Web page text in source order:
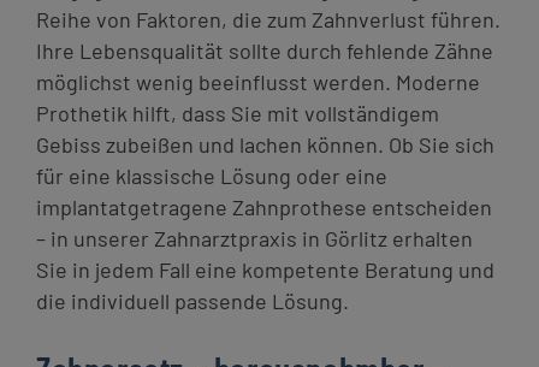
Reihe von Faktoren, die zum Zahnverlust führen.
Ihre Lebensqualität sollte durch fehlende Zähne
möglichst wenig beeinflusst werden. Moderne
Prothetik hilft, dass Sie mit vollständigem
Gebiss zubeißen und lachen können. Ob Sie sich
für eine klassische Lösung oder eine
implantatgetragene Zahnprothese entscheiden
– in unserer Zahnarztpraxis in Görlitz erhalten
Sie in jedem Fall eine kompetente Beratung und
die individuell passende Lösung.